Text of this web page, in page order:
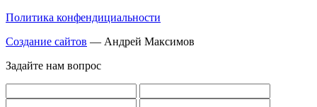
Политика конфендициальности
Создание сайтов — Андрей Максимов
Задайте нам вопрос